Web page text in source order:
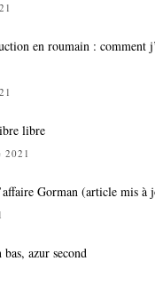
en roumain : comment
libre
2021
Gorman (article mis à
bas, azur second